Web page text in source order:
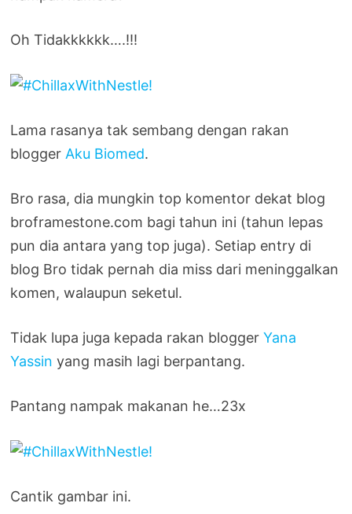
Oh Tidakkkkkk….!!!
Lama rasanya tak sembang dengan rakan
blogger Aku Biomed.
Bro rasa, dia mungkin top komentor dekat blog
broframestone.com bagi tahun ini (tahun lepas
pun dia antara yang top juga). Setiap entry di
blog Bro tidak pernah dia miss dari meninggalkan
komen, walaupun seketul.
Tidak lupa juga kepada rakan bloggerYana
Yassin yang masih lagi berpantang.
Pantang nampak makanan he…23x
Cantik gambar ini.